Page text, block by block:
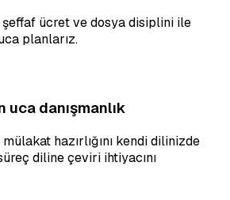
şeffaf ücret ve dosya disiplini ile
planlarız.
uca danışmanlık
hazırlığını kendi dilinizde
diline çeviri ihtiyacını